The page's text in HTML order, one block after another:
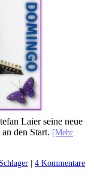
Laier seine neue
den Start. [Mehr
Schlager | 4 Kommentare